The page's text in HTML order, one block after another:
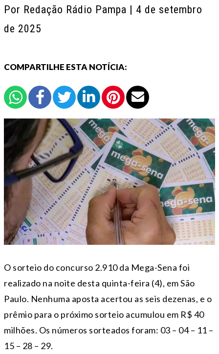
Por Redação Rádio Pampa | 4 de setembro
de 2025
COMPARTILHE ESTA NOTÍCIA:
O sorteio do concurso 2.910 da Mega-Sena foi
realizado na noite desta quinta-feira (4), em São
Paulo. Nenhuma aposta acertou as seis dezenas, e o
prêmio para o próximo sorteio acumulou em R$ 40
milhões. Os números sorteados foram: 03 – 04 – 11 –
15 – 28 – 29.